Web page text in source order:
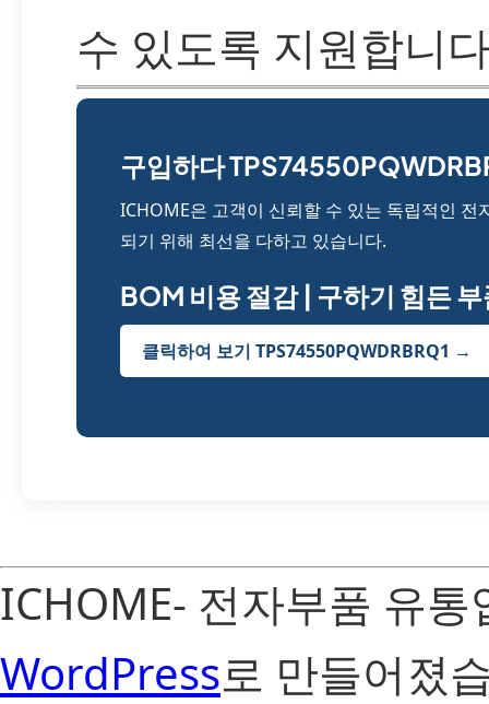
수 있도록 지원합니
구입하다
ICHOME은 고객이 신뢰할 수 있는 독립적인 전
되기 위해 최선을 다하고 있습니다.
BOM 비용 절감 | 구하기 힘든
클릭하여 보기 TPS74550PQWDRBRQ1 →
ICHOME- 전자부품 유
WordPress로 만들어졌